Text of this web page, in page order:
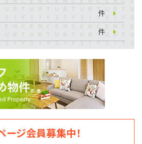
件
件
ージ会員募集中！